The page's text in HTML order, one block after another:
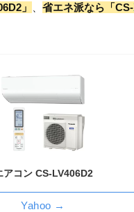
」 省エネ派なら「CS-
アコン CS-LV406D2
Yahoo →